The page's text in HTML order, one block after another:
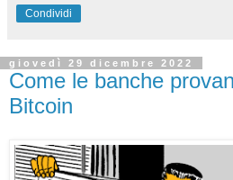
Condividi
giovedì 29 dicembre 2022
Come le banche
Bitcoin